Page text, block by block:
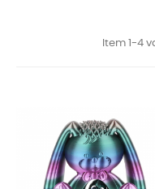
Item 1-4